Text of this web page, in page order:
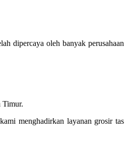
dipercaya oleh banyak perusahaan
Timur.
menghadirkan layanan grosir tas